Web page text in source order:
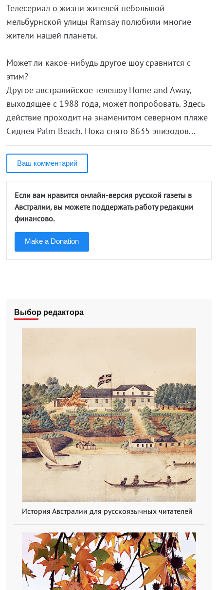
Телесериал о жизни жителей небольшой
мельбурнской улицы Ramsay полюбили многие
жители нашей планеты.
Может ли какое-нибудь другое шоу сравнится с
этим?
Другое австралийское телешоу Home and Away,
выходящее с 1988 года, может попробовать. Здесь
действие проходит на знаменитом северном пляже
Сиднея Palm Beach. Пока снято 8635 эпизодов...
Ваш комментарий
Если вам нравится онлайн-версия русской газеты в
Австралии, вы можете поддержать работу редакции
финансово.
Make a Donation
Выбор редактора
История Австралии для русскоязычных читателей